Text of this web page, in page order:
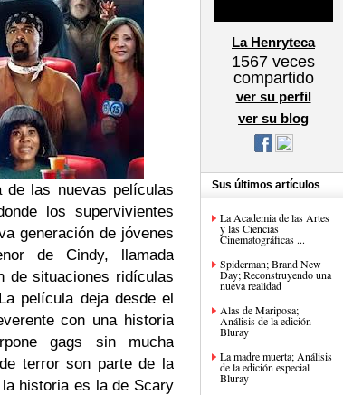
las nuevas películas
los supervivientes
generación de jóvenes
de Cindy, llamada
de situaciones ridículas
película deja desde el
con una historia
gags sin mucha
terror son parte de la
historia es la de Scary
La Henryteca
1567 veces
compartido
ver su perfil
ver su blog
Sus últimos artículos
La Academia de las Artes
y las Ciencias
Cinematográficas ...
Spiderman; Brand New
Day; Reconstruyendo una
nueva realidad
Alas de Mariposa;
Análisis de la edición
Bluray
La madre muerta; Análisis
de la edición especial
Bluray